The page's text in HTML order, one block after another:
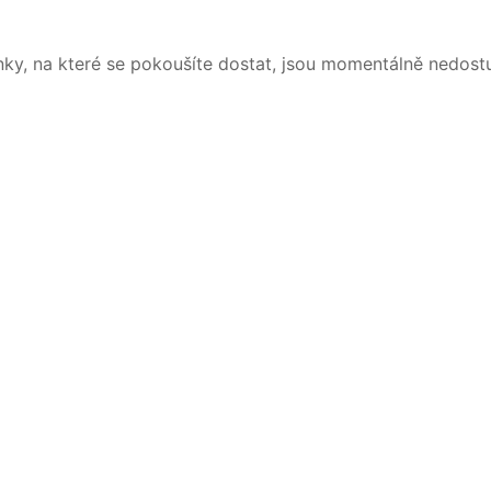
na které se pokoušíte dostat, jsou momentálně